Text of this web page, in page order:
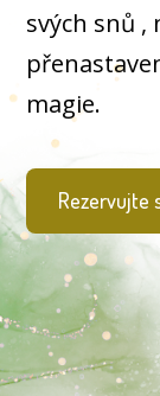
svých snů
magie.
Rezervujte